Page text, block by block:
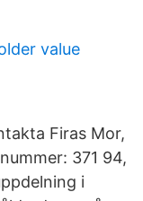
value
Firas Mor,
371 94,
i